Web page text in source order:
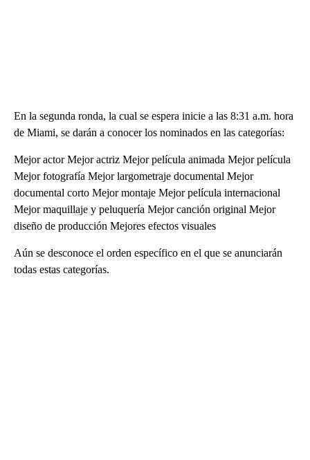
En la segunda ronda, la cual se espera inicie a las 8:31 a.m. hora
de Miami, se darán a conocer los nominados en las categorías:
Mejor actor Mejor actriz Mejor película animada Mejor película
Mejor fotografía Mejor largometraje documental Mejor
documental corto Mejor montaje Mejor película internacional
Mejor maquillaje y peluquería Mejor canción original Mejor
diseño de producción Mejores efectos visuales
Aún se desconoce el orden específico en el que se anunciarán
todas estas categorías.